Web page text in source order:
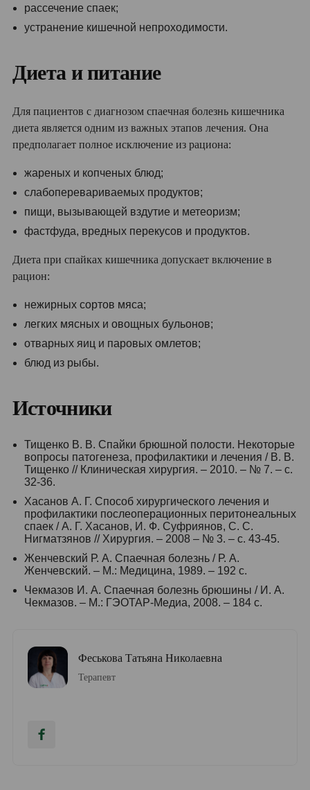
рассечение спаек;
устранение кишечной непроходимости.
Диета и питание
Для пациентов с диагнозом спаечная болезнь кишечника
диета является одним из важных этапов лечения. Она
предполагает полное исключение из рациона:
жареных и копченых блюд;
слабоперевариваемых продуктов;
пищи, вызывающей вздутие и метеоризм;
фастфуда, вредных перекусов и продуктов.
Диета при спайках кишечника допускает включение в
рацион:
нежирных сортов мяса;
легких мясных и овощных бульонов;
отварных яиц и паровых омлетов;
блюд из рыбы.
Источники
Тищенко В. В. Спайки брюшной полости. Некоторые
вопросы патогенеза, профилактики и лечения / В. В.
Тищенко // Клиническая хирургия. – 2010. – № 7. – с.
32-36.
Хасанов А. Г. Способ хирургического лечения и
профилактики послеоперационных перитонеальных
спаек / А. Г. Хасанов, И. Ф. Суфриянов, С. С.
Нигматзянов // Хирургия. – 2008 – № 3. – с. 43-45.
Женчевский Р. А. Спаечная болезнь / Р. А.
Женчевский. – М.: Медицина, 1989. – 192 с.
Чекмазов И. А. Спаечная болезнь брюшины / И. А.
Чек­ма­зов. – М.: ГЭОТАР-Медиа, 2008. – 184 с.
Феськова Татьяна Николаевна
Терапевт